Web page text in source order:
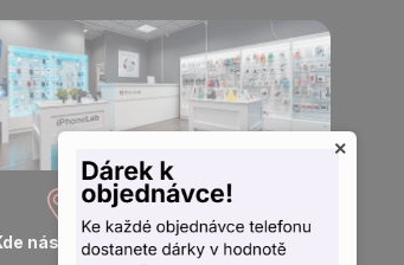
nás najdete Otevřeno každý den
×